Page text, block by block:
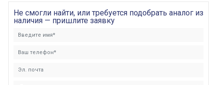
Не смогли найти, или требуется подобрать аналог из
наличия — пришлите заявку